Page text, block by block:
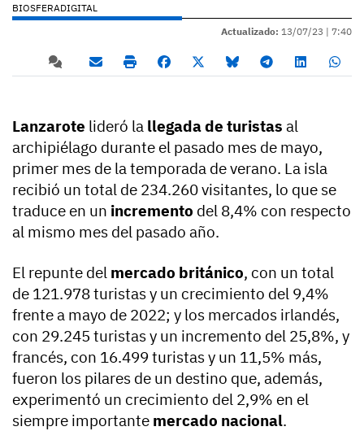
BIOSFERADIGITAL
Actualizado: 13/07/23 | 7:40
Lanzarote lideró la llegada de turistas al
archipiélago durante el pasado mes de mayo,
primer mes de la temporada de verano. La isla
recibió un total de 234.260 visitantes, lo que se
traduce en un incremento del 8,4% con respecto
al mismo mes del pasado año.
El repunte del mercado británico, con un total
de 121.978 turistas y un crecimiento del 9,4%
frente a mayo de 2022; y los mercados irlandés,
con 29.245 turistas y un incremento del 25,8%, y
francés, con 16.499 turistas y un 11,5% más,
fueron los pilares de un destino que, además,
experimentó un crecimiento del 2,9% en el
siempre importante mercado nacional.